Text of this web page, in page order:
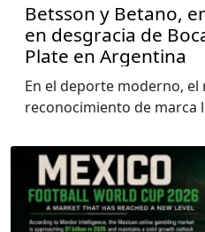
Betsson y Betano,
en desgracia de
Plate en Argentina
En el deporte moderno, el
reconocimiento de marca